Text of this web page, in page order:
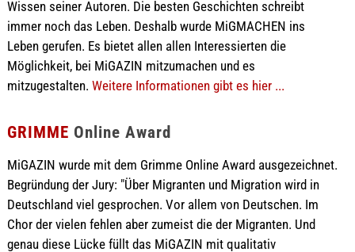
Wissen seiner Autoren. Die besten Geschichten schreibt
immer noch das Leben. Deshalb wurde MiGMACHEN ins
Leben gerufen. Es bietet allen allen Interessierten die
Möglichkeit, bei MiGAZIN mitzumachen und es
mitzugestalten. Weitere Informationen gibt es hier ...
GRIMME Online Award
MiGAZIN wurde mit dem Grimme Online Award ausgezeichnet.
Begründung der Jury: "Über Migranten und Migration wird in
Deutschland viel gesprochen. Vor allem von Deutschen. Im
Chor der vielen fehlen aber zumeist die der Migranten. Und
genau diese Lücke füllt das MiGAZIN mit qualitativ